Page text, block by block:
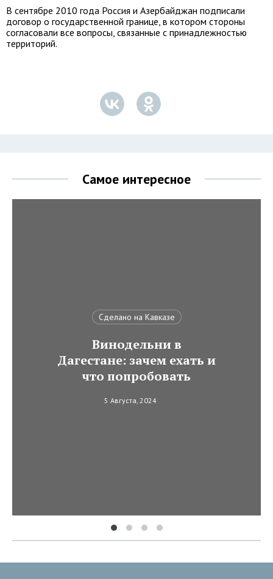
В сентябре 2010 года Россия и Азербайджан подписали
договор о государственной границе, в котором стороны
согласовали все вопросы, связанные с принадлежностью
территорий.
Самое интересное
Сделано на Кавказе
Винодельни в
Дагестане: зачем ехать и
что попробовать
5 Августа, 2024